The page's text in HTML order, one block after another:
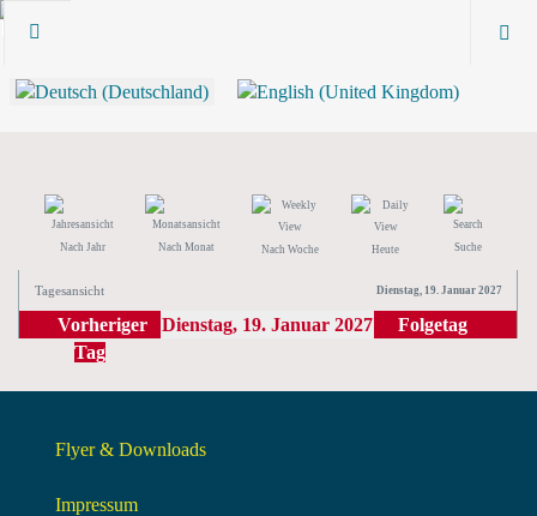
Nach Jahr Nach Monat Nach Woche Heute Suche
Tagesansicht Dienstag, 19. Januar 2027
Vorheriger
Tag
Dienstag, 19. Januar 2027 Folgetag
Flyer & Downloads
Impressum